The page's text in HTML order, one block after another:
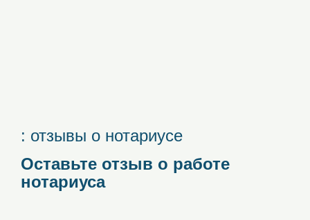
: отзывы о нотариусе
Оставьте отзыв о работе
нотариуса